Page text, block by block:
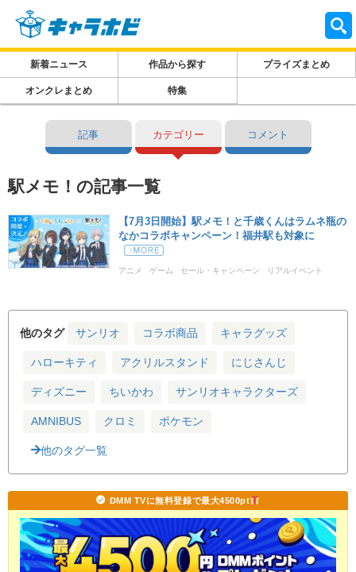
新着ニュース 作品から探す プライズまとめ
オンクレまとめ 特集
記事 カテゴリー コメント
駅メモ！の記事一覧
【7月3日開始】駅メモ！と千歳くんはラムネ瓶の
なかコラボキャンペーン！福井駅も対象に
アニメ ゲーム セール・キャンペーン リアルイベント
他のタグ サンリオ コラボ商品 キャラグッズ
ハローキティ アクリルスタンド にじさんじ
ディズニー ちいかわ サンリオキャラクターズ
AMNIBUS クロミ ポケモン
他のタグ一覧
DMM TVに無料登録で最大4500pt